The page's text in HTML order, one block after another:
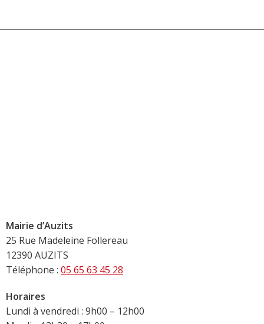
Mairie d’Auzits
25 Rue Madeleine Follereau
12390 AUZITS
Téléphone : 05 65 63 45 28
Horaires
Lundi à vendredi : 9h00 – 12h00